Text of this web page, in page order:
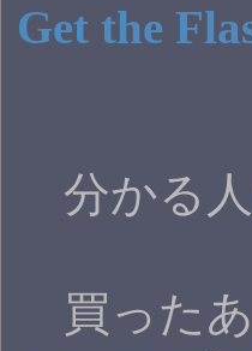
Get the
分かる
買った